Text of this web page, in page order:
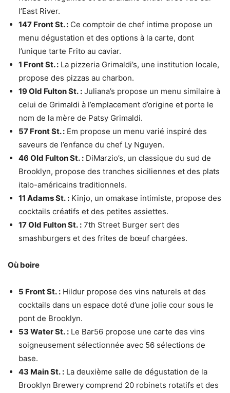
l’East River.
147 Front St. : Ce comptoir de chef intime propose un
menu dégustation et des options à la carte, dont
l’unique tarte Frito au caviar.
1 Front St. : La pizzeria Grimaldi’s, une institution locale,
propose des pizzas au charbon.
19 Old Fulton St. : Juliana’s propose un menu similaire à
celui de Grimaldi à l’emplacement d’origine et porte le
nom de la mère de Patsy Grimaldi.
57 Front St. : Em propose un menu varié inspiré des
saveurs de l’enfance du chef Ly Nguyen.
46 Old Fulton St. : DiMarzio’s, un classique du sud de
Brooklyn, propose des tranches siciliennes et des plats
italo-américains traditionnels.
11 Adams St. : Kinjo, un omakase intimiste, propose des
cocktails créatifs et des petites assiettes.
17 Old Fulton St. : 7th Street Burger sert des
smashburgers et des frites de bœuf chargées.
Où boire
5 Front St. : Hildur propose des vins naturels et des
cocktails dans un espace doté d’une jolie cour sous le
pont de Brooklyn.
53 Water St. : Le Bar56 propose une carte des vins
soigneusement sélectionnée avec 56 sélections de
base.
43 Main St. : La deuxième salle de dégustation de la
Brooklyn Brewery comprend 20 robinets rotatifs et des